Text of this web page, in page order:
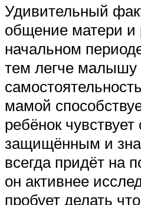
Удивительный
общение матери и
начальном
тем легче малышу
мамой
ребёнок чувствует
защищённым и
всегда придёт на
он активнее
пробует делать